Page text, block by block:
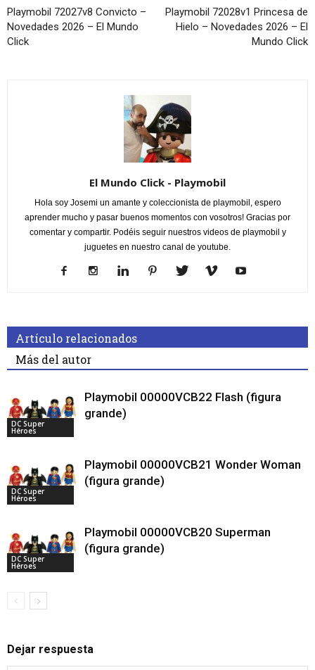
Playmobil 72027v8 Convicto –
Novedades 2026 – El Mundo
Click
Playmobil 72028v1 Princesa de
Hielo – Novedades 2026 – El
Mundo Click
El Mundo Click - Playmobil
Hola soy Josemi un amante y coleccionista de playmobil, espero
aprender mucho y pasar buenos momentos con vosotros! Gracias por
comentar y compartir. Podéis seguir nuestros videos de playmobil y
juguetes en nuestro canal de youtube.
Artículo relacionados
Más del autor
DC Super
Héroes
Playmobil 00000VCB22 Flash (figura
grande)
DC Super
Héroes
Playmobil 00000VCB21 Wonder Woman
(figura grande)
DC Super
Héroes
Playmobil 00000VCB20 Superman
(figura grande)
Dejar respuesta